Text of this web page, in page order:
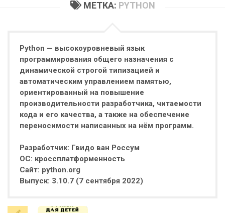
МЕТКА: PYTHON
Python — высокоуровневый язык
программирования общего назначения с
динамической строгой типизацией и
автоматическим управлением памятью,
ориентированный на повышение
производительности разработчика, читаемости
кода и его качества, а также на обеспечение
переносимости написанных на нём программ.
Разработчик: Гвидо ван Россум
ОС: кроссплатформенность
Сайт: python.org​
Выпуск: 3.10.7 (7 сентября 2022)